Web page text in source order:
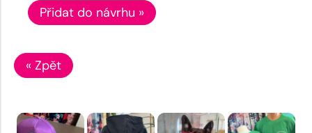
Přidat do návrhu »
« Zpět